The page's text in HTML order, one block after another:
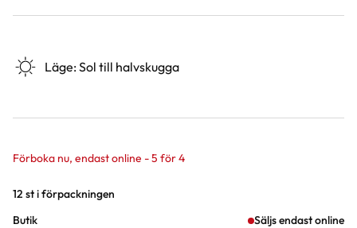
Läge:Sol till halvskugga
Förboka nu, endast online - 5 för 4
Varianter
12 st i förpackningen
Butik
Säljs endast online